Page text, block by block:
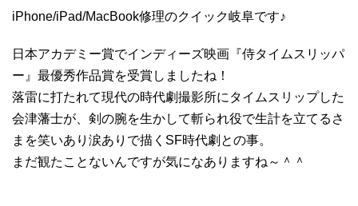
iPhone/iPad/MacBook修理のクイック岐阜です♪
日本アカデミー賞でインディーズ映画『侍タイムスリッパ
ー』最優秀作品賞を受賞しましたね！
落雷に打たれて現代の時代劇撮影所にタイムスリップした
会津藩士が、剣の腕を生かして斬られ役で生計を立てるさ
まを笑いあり涙ありで描くSF時代劇との事。
まだ観たことないんですが気になありますね～＾＾